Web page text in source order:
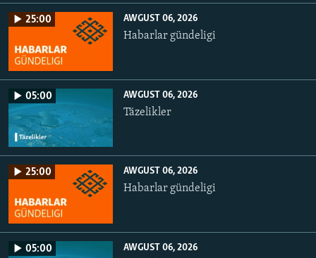
25:00 AWGUST 06, 2026
Habarlar gündeligi
05:00 AWGUST 06, 2026
Täzelikler
25:00 AWGUST 06, 2026
Habarlar gündeligi
05:00 AWGUST 06, 2026